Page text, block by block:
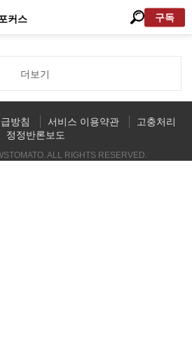
포커스 구독
더보기
방침 서비스 이용약관
고충처리
정정반론보도
ALL RIGHTS RESERVED.